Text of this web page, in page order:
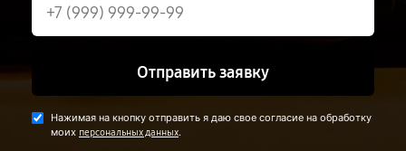
Отправить заявку
Нажимая на кнопку отправить я даю свое согласие на обработку
моих персональных данных.